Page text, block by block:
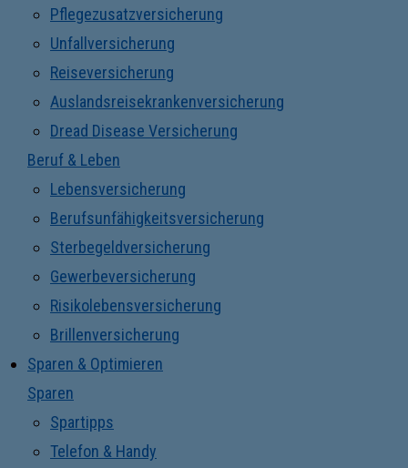
Pflegezusatzversicherung
Unfallversicherung
Reiseversicherung
Auslandsreisekrankenversicherung
Dread Disease Versicherung
Beruf & Leben
Lebensversicherung
Berufsunfähigkeitsversicherung
Sterbegeldversicherung
Gewerbeversicherung
Risikolebensversicherung
Brillenversicherung
Sparen & Optimieren
Sparen
Spartipps
Telefon & Handy